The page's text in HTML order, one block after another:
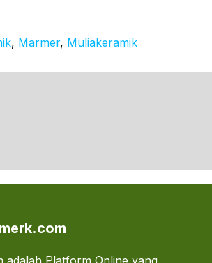
, Marmer, Muliakeramik
adalah Platform Online yang